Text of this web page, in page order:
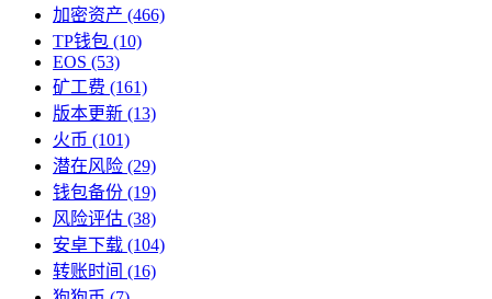
加密资产 (466)
TP钱包 (10)
EOS (53)
矿工费 (161)
版本更新 (13)
火币 (101)
潜在风险 (29)
钱包备份 (19)
风险评估 (38)
安卓下载 (104)
转账时间 (16)